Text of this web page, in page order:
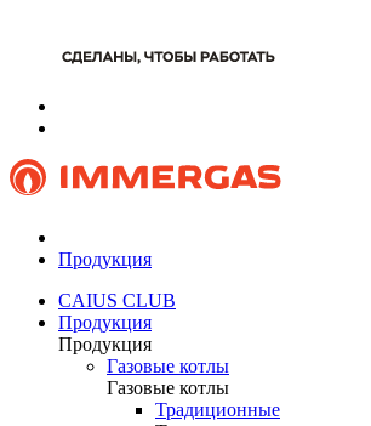
Продукция
CAIUS CLUB
Продукция
Продукция
Газовые котлы
Газовые котлы
Традиционные